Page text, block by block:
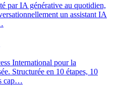
par IA générative au quotidien,
un assistant IA
International pour la
Structurée en 10 étapes, 10
cap…